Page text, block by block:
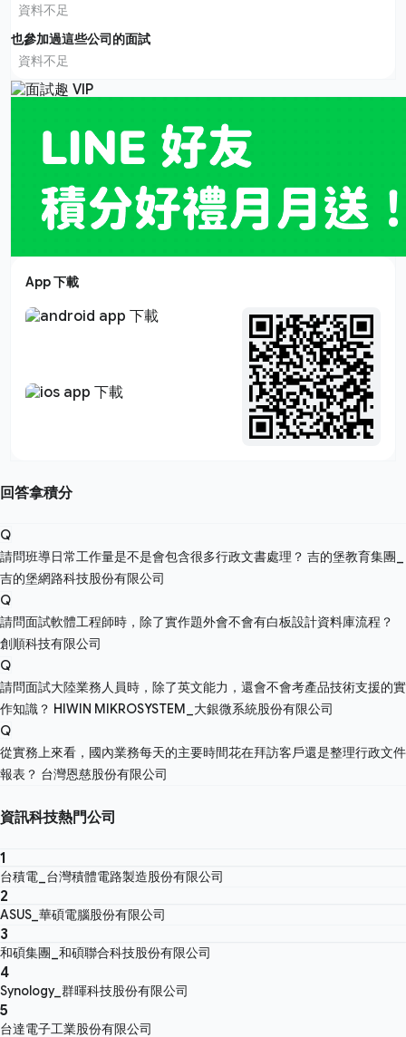
資料不足
也參加過這些公司的面試
資料不足
App 下載
回答拿積分
Q
請問班導日常工作量是不是會包含很多行政文書處理？ 吉的堡教育集團_
吉的堡網路科技股份有限公司
Q
請問面試軟體工程師時，除了實作題外會不會有白板設計資料庫流程？
創順科技有限公司
Q
請問面試大陸業務人員時，除了英文能力，還會不會考產品技術支援的實
作知識？ HIWIN MIKROSYSTEM_大銀微系統股份有限公司
Q
從實務上來看，國內業務每天的主要時間花在拜訪客戶還是整理行政文件
報表？ 台灣恩慈股份有限公司
資訊科技熱門公司
1
台積電_台灣積體電路製造股份有限公司
2
ASUS_華碩電腦股份有限公司
3
和碩集團_和碩聯合科技股份有限公司
4
Synology_群暉科技股份有限公司
5
台達電子工業股份有限公司